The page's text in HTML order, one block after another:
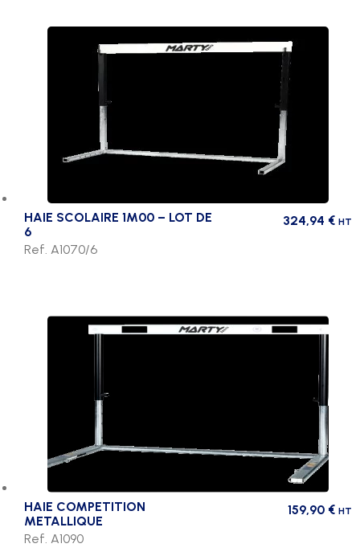
HAIE SCOLAIRE 1M00 – LOT DE
6
324,94 € HT
Ref. A1070/6
HAIE COMPETITION
METALLIQUE
159,90 € HT
Ref. A1090